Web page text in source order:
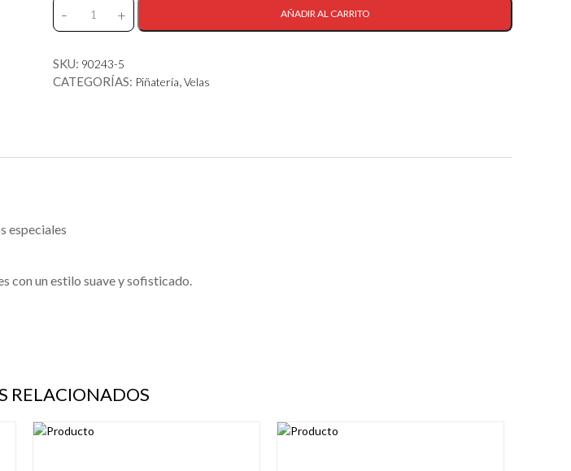
-
4
Lila
+ AÑADIR AL CARRITO
SKU: 90243-5
CATEGORÍAS: Piñatería,Velas
especiales
con un estilo suave y sofisticado.
RELACIONADOS